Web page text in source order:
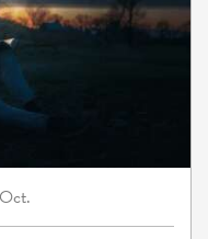
Oct.